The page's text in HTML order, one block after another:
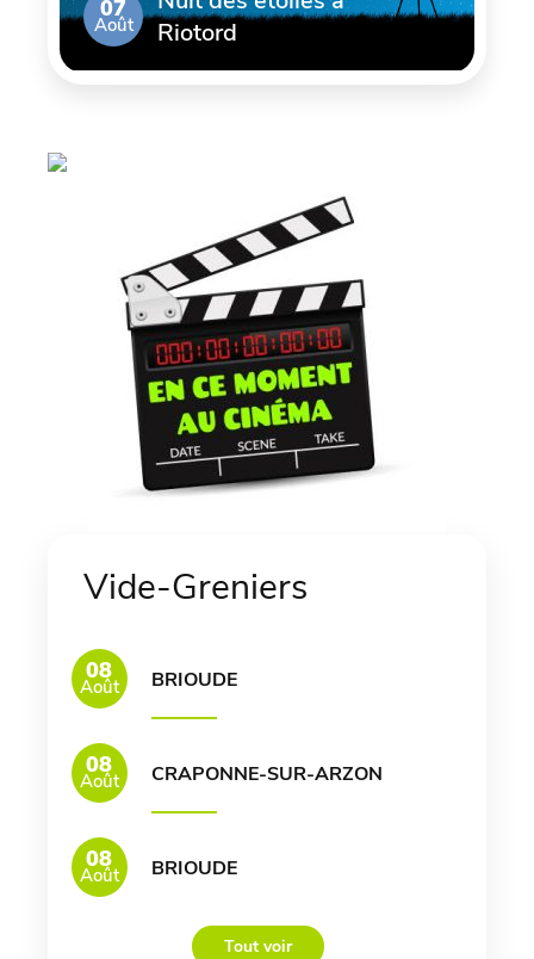
07
Août
Riotord
Vide-Greniers
08
Août BRIOUDE
08
Août CRAPONNE-SUR-ARZON
08
Août BRIOUDE
Tout voir